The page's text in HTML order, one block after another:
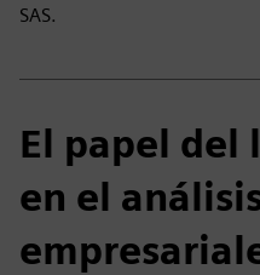
SAS.
El papel del
en el